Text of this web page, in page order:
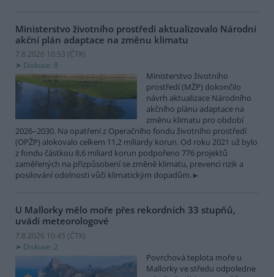
Ministerstvo životního prostředí aktualizovalo Národní
akční plán adaptace na změnu klimatu
7.8.2026 10:53 (ČTK)
Diskuse: 8
Ministerstvo životního
prostředí (MŽP) dokončilo
návrh aktualizace Národního
akčního plánu adaptace na
změnu klimatu pro období
2026–2030. Na opatření z Operačního fondu životního prostředí
(OPŽP) alokovalo celkem 11,2 miliardy korun. Od roku 2021 už bylo
z fondu částkou 8,6 miliard korun podpořeno 776 projektů
zaměřených na přizpůsobení se změně klimatu, prevenci rizik a
posilování odolnosti vůči klimatickým dopadům.
U Mallorky mělo moře přes rekordních 33 stupňů,
uvádí meteorologové
7.8.2026 10:45 (ČTK)
Diskuse: 2
Povrchová teplota moře u
Mallorky ve středu odpoledne